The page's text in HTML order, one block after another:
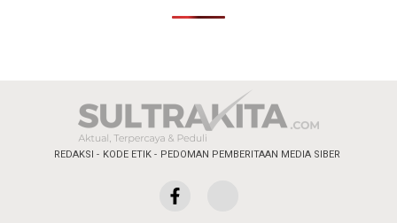
REDAKSI KODE ETIK PEDOMAN PEMBERITAAN MEDIA SIBER